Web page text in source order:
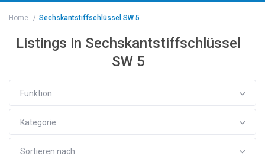
Home Sechskantstiffschlüssel SW 5
Listings in Sechskantstiffschlüssel
SW 5
Funktion
Kategorie
Sortieren nach